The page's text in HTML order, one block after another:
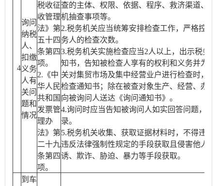
4
询问
纳税
人、
扣缴
义务
人有
关问
题和
情况
税收征
收管理
法》第
五十四
条第四
项。
2.《中
华人民
共和国
发票管
理办
法》第
二十九
条第四
项。
查的主体、权限、依据、程序、救济渠道、
机抽查事项等。
2.税务机关应当统筹安排检查工作，严格控
务人的检查次数。
3.税务机关实施检查应当2人以上，出示税务
知书，告知被检查人享有的权利和义务并为
关对集贸市场及集中经营业户进行检查时，
检查通知书；除在被查对象生产、经营、办
向被询问人送达《询问通知书》。
4.询问时应当告知被询问人如实回答问题，并
录。
5.税务机关收集、获取证据材料时，不得违
违反法律强制性规定的手段获取且侵害他人
诱、欺诈、胁迫、暴力等手段获取。
到车